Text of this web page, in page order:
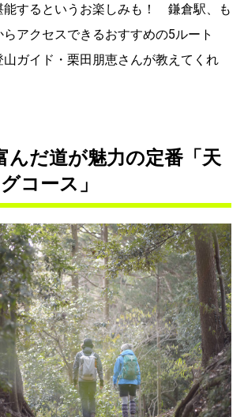
能するというお楽しみも！ 鎌倉駅、も
アクセスできるおすすめの5ルート
山ガイド・栗田朋恵さんが教えてくれ
んだ道が魅力の定番「天
コース」